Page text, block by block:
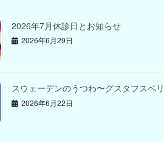
2026年7月休診日とお知らせ
2026年6月29日
スウェーデンのうつわ〜グスタフスベ
2026年6月22日